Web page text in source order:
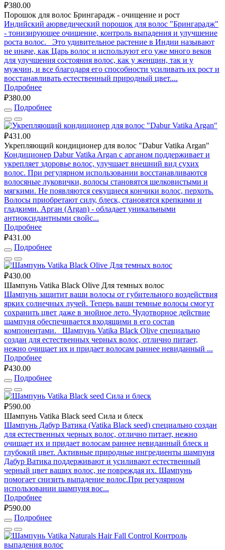
₽380.00
Порошок для волос Брингарадж - очищение и рост
Индийский аюрведический порошок для волос "Брингарадж"
- тонизирующее очищение, контроль выпадения и улучшение
роста волос. Это удивительное растение в Индии называют
не иначе, как Царь волос и используют его уже много веков
для улучшения состояния волос, как у женщин, так и у
мужчин, и все благодаря его способности усиливать их рост и
восстанавливать естественный природный цвет....
Подробнее
₽380.00
Подробнее
₽431.00
Укрепляющий кондиционер для волос "Dabur Vatika Argan"
Кондиционер Dabur Vatika Argan с арганом поддерживает и
укрепляет здоровье волос, улучшает внешний вид сухих
волос. При регулярном использовании восстанавливаются
волосяные луковички, волосы становятся шелковистыми и
мягкими. Не появляются секущиеся кончики волос, перхоть.
Волосы приобретают силу, блеск, становятся крепкими и
гладкими. Арган (Argan) - обладает уникальными
антиоксидантными свойс...
Подробнее
₽431.00
Подробнее
₽430.00
Шампунь Vatika Black Olive Для темных волос
Шампунь защитит ваши волосы от губительного воздействия
ярких солнечных лучей. Теперь ваши темные волосы смогут
сохранить цвет даже в знойное лето. Чудотворное действие
шампуня обеспечивается входящими в его состав
компонентами. Шампунь Vatika Black Olive специально
создан для естественных черных волос, отлично питает,
нежно очищает их и придает волосам раннее невиданный ...
Подробнее
₽430.00
Подробнее
₽590.00
Шампунь Vatika Black seed Сила и блеск
Шампунь Дабур Ватика (Vatika Black seed) специально создан
для естественных черных волос, отлично питает, нежно
очищает их и придает волосам раннее невиданный блеск и
глубокий цвет. Активные природные ингредиенты шампуня
Дабур Ватика поддерживают и усиливают естественный
черный цвет ваших волос, не повреждая их. Шампунь
помогает снизить выпадение волос.При регулярном
использовании шампуня вос...
Подробнее
₽590.00
Подробнее